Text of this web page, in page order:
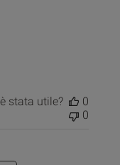
stata utile?
0
0